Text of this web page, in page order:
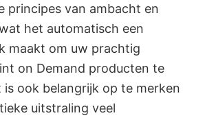
principes van ambacht en
het automatisch een
maakt om uw prachtig
on Demand producten te
is ook belangrijk op te merken
uitstraling veel